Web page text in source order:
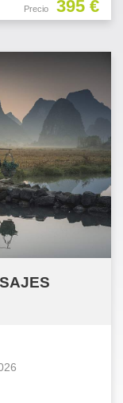
Precio 395 €